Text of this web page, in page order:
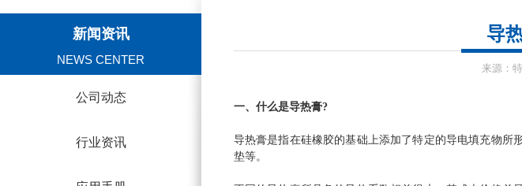
新闻资讯
NEWS CENTER
公司动态
行业资讯
导
来源：
一、什么是导热膏?
导热膏是指在硅橡胶的基础上添加了特定的导电填充物所
垫等。